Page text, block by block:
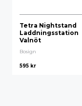
Tetra Nightstand
Laddningsstation
Valnöt
Bosign
595 kr